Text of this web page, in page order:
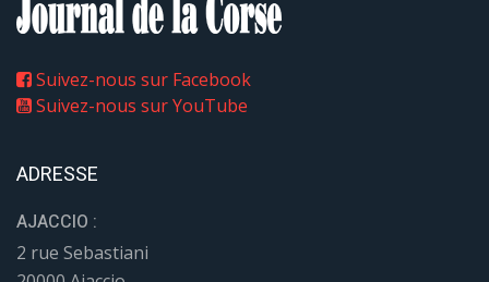
Suivez-nous sur Facebook
Suivez-nous sur YouTube
ADRESSE
AJACCIO :
2 rue Sebastiani